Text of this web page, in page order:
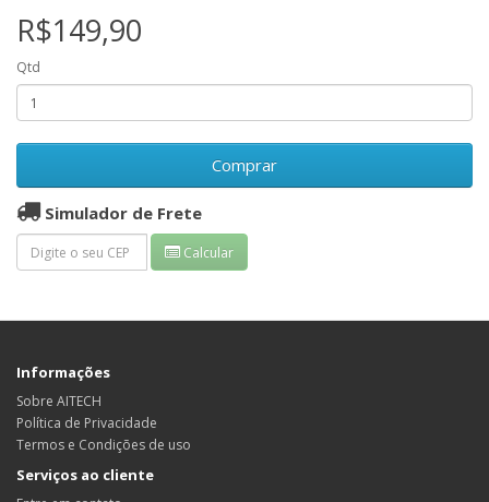
R$149,90
Qtd
Comprar
Simulador de Frete
Calcular
Informações
Sobre AITECH
Política de Privacidade
Termos e Condições de uso
Serviços ao cliente